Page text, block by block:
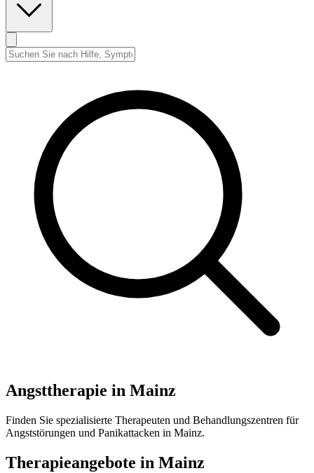
Angsttherapie in Mainz
Finden Sie spezialisierte Therapeuten und Behandlungszentren für
Angststörungen und Panikattacken in Mainz.
Therapieangebote in Mainz